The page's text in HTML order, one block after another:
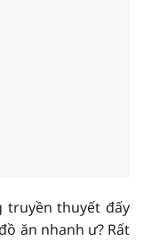
truyền thuyết đấy
ăn nhanh ư? Rất